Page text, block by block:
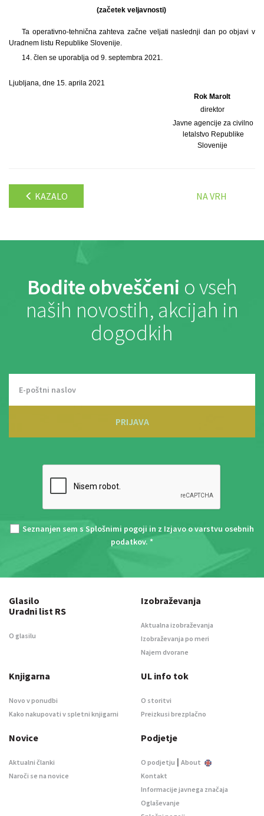
(začetek veljavnosti)
Ta operativno-tehnična zahteva začne veljati naslednji dan po objavi v
Uradnem listu Republike Slovenije.
14. člen se uporablja od 9. septembra 2021.
Ljubljana, dne 15. aprila 2021
Rok Marolt
direktor
Javne agencije za civilno
letalstvo Republike
Slovenije
KAZALO NA VRH
Bodite obveščeni o vseh
naših novostih, akcijah in
dogodkih
PRIJAVA
Seznanjen sem s Splošnimi pogoji in z Izjavo o varstvu osebnih
podatkov. *
Glasilo
Uradni list RS
O glasilu
Izobraževanja
Aktualna izobraževanja
Izobraževanja po meri
Najem dvorane
Knjigarna
Novo v ponudbi
Kako nakupovati v spletni knjigarni
UL info tok
O storitvi
Preizkusi brezplačno
Novice
Aktualni članki
Naroči se na novice
Podjetje
O podjetju
About
Kontakt
Informacije javnega značaja
Oglaševanje